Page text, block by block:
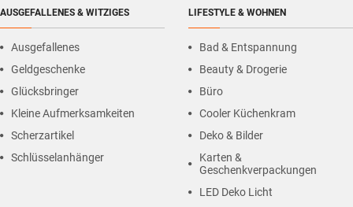
AUSGEFALLENES & WITZIGES
Ausgefallenes
Geldgeschenke
Glücksbringer
Kleine Aufmerksamkeiten
Scherzartikel
Schlüsselanhänger
LIFESTYLE & WOHNEN
Bad & Entspannung
Beauty & Drogerie
Büro
Cooler Küchenkram
Deko & Bilder
Karten &
Geschenkverpackungen
LED Deko Licht